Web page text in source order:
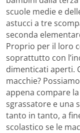
scuole medie e
astucci a tre
seconda
Proprio per il loro
soprattutto con
dimenticati aperti.
macchie?
appena compare
sgrassatore e una
tanto in tanto, a
scolastico se le